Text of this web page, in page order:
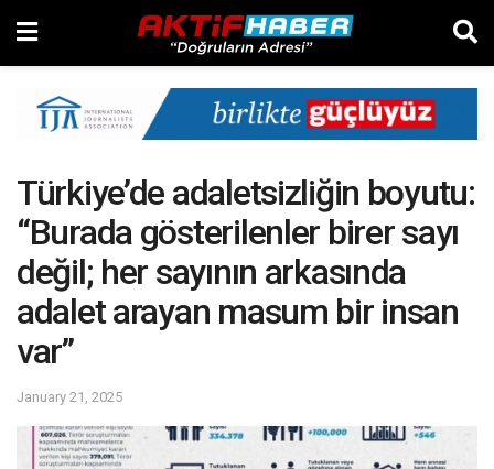
Türkiye’de adaletsizliğin boyutu:
“Burada gösterilenler birer sayı
değil; her sayının arkasında
adalet arayan masum bir insan
var”
January 21, 2025